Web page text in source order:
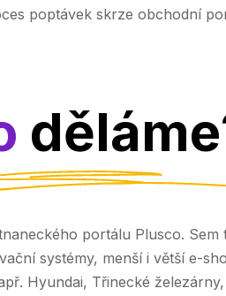
poptávek skrze obchodní
portálu Plusco. Sem
systémy, menší i větší e-
Hyundai, Třinecké železárny,